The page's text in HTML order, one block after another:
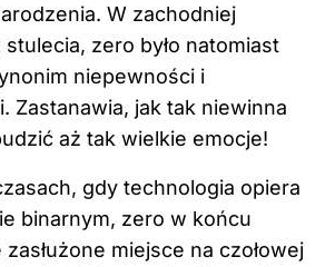
W zachodniej
zero było natomiast
niepewności i
Zastanawia, jak tak niewinna
aż tak wielkie emocje!
gdy technologia opiera
binarnym, zero w końcu
miejsce na czołowej